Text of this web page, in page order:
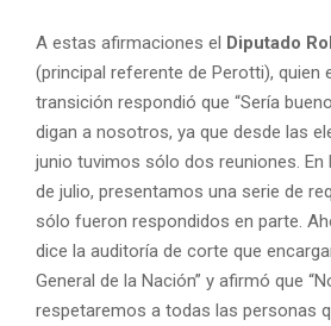
A estas afirmaciones el Diputado
(principal referente de Perotti), quien
transición respondió que “Sería
digan a nosotros, ya que desde las
junio tuvimos sólo dos reuniones. En
de julio, presentamos una serie de
sólo fueron respondidos en parte.
dice la auditoría de corte que
General de la Nación” y afirmó que
respetaremos a todas las personas